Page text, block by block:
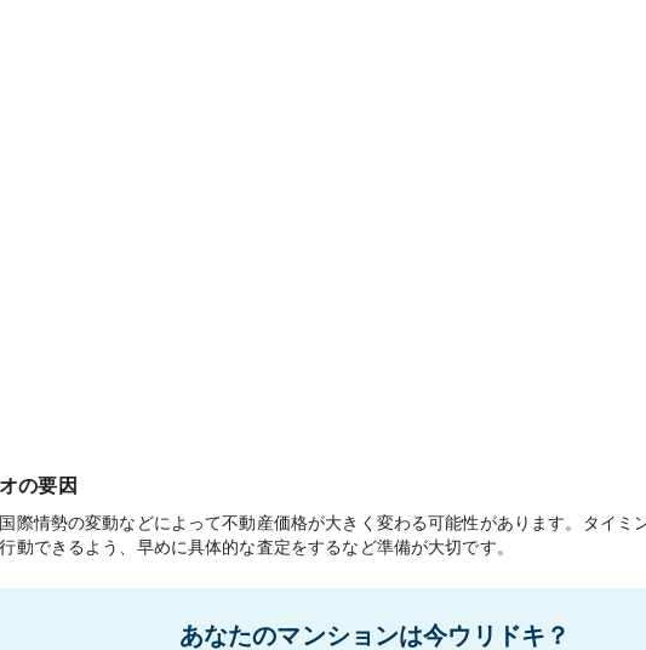
の要因
際情勢の変動などによって不動産価格が大きく変わる可能性があります。タイミ
動できるよう、早めに具体的な査定をするなど準備が大切です。
あなたのマンションは今ウリドキ？